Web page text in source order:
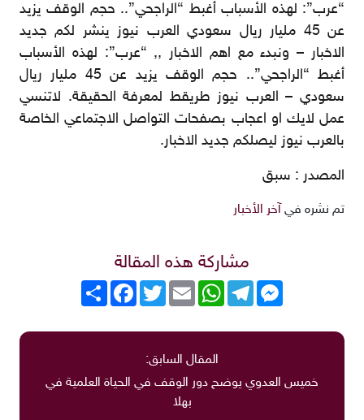
“عرب”: لهذه الأسباب أغبط “الراجحي”.. حجم الوقف يزيد
عن 45 مليار ريال سعودي العرب نيوز ينشر لكم جديد
الاخبار – ونبدء مع اهم الاخبار ,, “عرب”: لهذه الأسباب
أغبط “الراجحي”.. حجم الوقف يزيد عن 45 مليار ريال
سعودي – العرب نيوز طريقط لمعرفة الحقيقة. لاتنسي
عمل لايك او اعجاب بصفحات التواصل الاجتماعي الخاصة
بالعرب نيوز ليصلكم جديد الاخبار.
المصدر : سبق
تم نشره في آخر الأخبار
مشاركة هذه المقالة
انشر
FacebookTwitterEmail
WhatsAppTelegram
Messenger
المقال السابق:
خميس العدوي يوضح دور الوقف في الحياة العلمية في
بهلا